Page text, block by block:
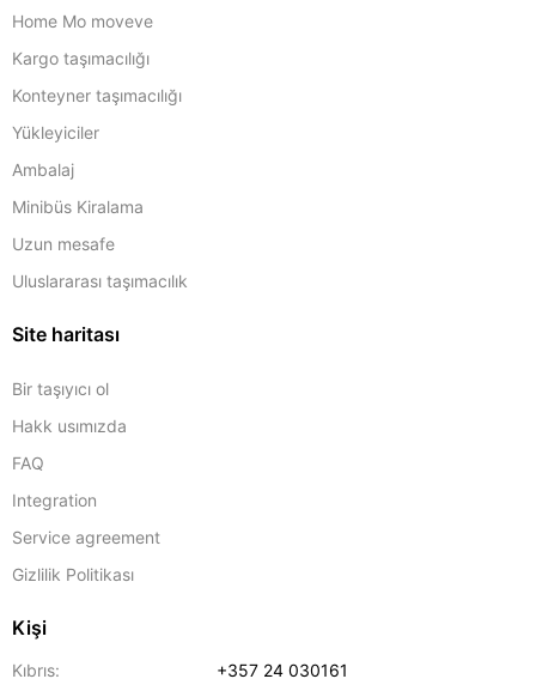
Home Mo moveve
Kargo taşımacılığı
Konteyner taşımacılığı
Yükleyiciler
Ambalaj
Minibüs Kiralama
Uzun mesafe
Uluslararası taşımacılık
Site haritası
Bir taşıyıcı ol
Hakk usımızda
FAQ
Integration
Service agreement
Gizlilik Politikası
Kişi
Kıbrıs:
+357 24 030161